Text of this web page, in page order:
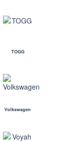
TOGG
Volkswagen